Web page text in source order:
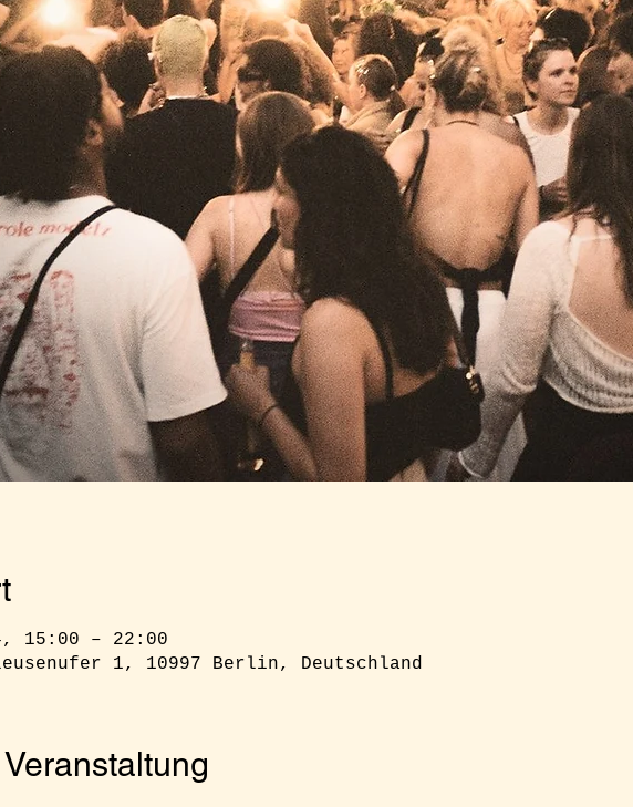
15:00 – 22:00
1, 10997 Berlin, Deutschland